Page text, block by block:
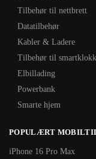
Tilbehør til nettbrett
Datatilbehør
Kabler & Ladere
Tilbehør til
Elbillading
Powerbank
Smarte hjem
POPULÆRT
iPhone 16 Pro Max